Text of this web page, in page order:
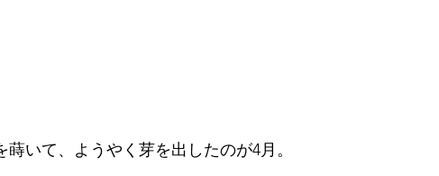
蒔いて、ようやく芽を出したのが4月。